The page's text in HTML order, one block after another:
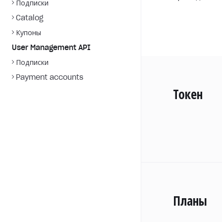
Подписки
Catalog
Купоны
User Management API
Подписки
Payment accounts
Токен
Планы